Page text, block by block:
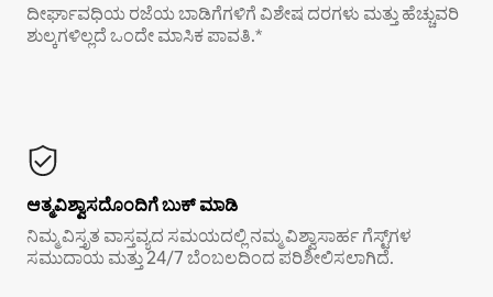
ದೀರ್ಘಾವಧಿಯ ರಜೆಯ ಬಾಡಿಗೆಗಳಿಗೆ ವಿಶೇಷ ದರಗಳು ಮತ್ತು ಹೆಚ್ಚುವರಿ
ಶುಲ್ಕಗಳಿಲ್ಲದೆ ಒಂದೇ ಮಾಸಿಕ ಪಾವತಿ.*
ಆತ್ಮವಿಶ್ವಾಸದೊಂದಿಗೆ ಬುಕ್ ಮಾಡಿ
ನಿಮ್ಮ ವಿಸ್ತೃತ ವಾಸ್ತವ್ಯದ ಸಮಯದಲ್ಲಿ ನಮ್ಮ ವಿಶ್ವಾಸಾರ್ಹ ಗೆಸ್ಟ್‌ಗಳ
ಸಮುದಾಯ ಮತ್ತು 24/7 ಬೆಂಬಲದಿಂದ ಪರಿಶೀಲಿಸಲಾಗಿದೆ.